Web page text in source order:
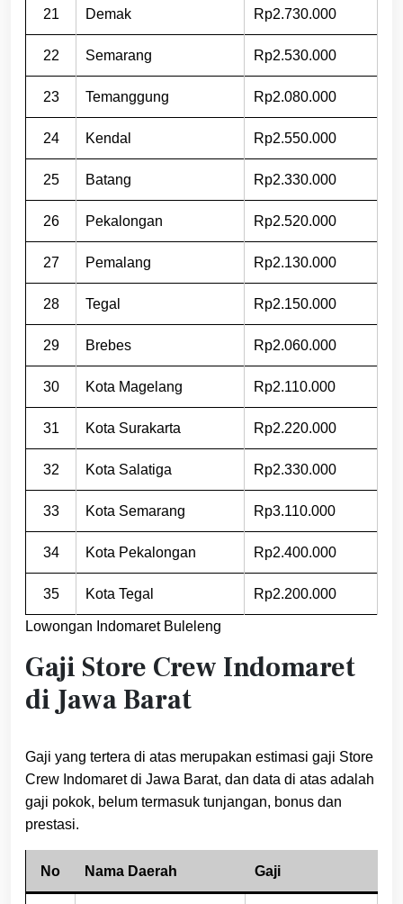
21 Demak Rp2.730.000
22 Semarang Rp2.530.000
23 Temanggung Rp2.080.000
24 Kendal Rp2.550.000
25 Batang Rp2.330.000
26 Pekalongan Rp2.520.000
27 Pemalang Rp2.130.000
28 Tegal Rp2.150.000
29 Brebes Rp2.060.000
30 Kota Magelang Rp2.110.000
31 Kota Surakarta Rp2.220.000
32 Kota Salatiga Rp2.330.000
33 Kota Semarang Rp3.110.000
34 Kota Pekalongan Rp2.400.000
35 Kota Tegal Rp2.200.000
Lowongan Indomaret Buleleng
Gaji Store Crew Indomaret
di Jawa Barat
Gaji yang tertera di atas merupakan estimasi gaji Store
Crew Indomaret di Jawa Barat, dan data di atas adalah
gaji pokok, belum termasuk tunjangan, bonus dan
prestasi.
No Nama Daerah Gaji